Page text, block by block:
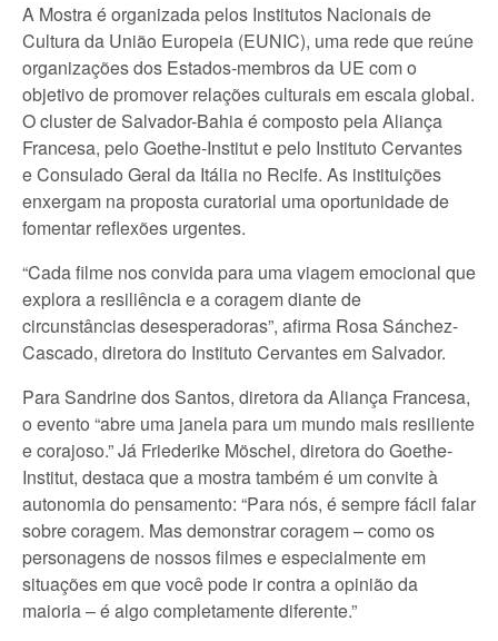
A Mostra é organizada pelos Institutos Nacionais de
Cultura da União Europeia (EUNIC), uma rede que reúne
organizações dos Estados-membros da UE com o
objetivo de promover relações culturais em escala global.
O cluster de Salvador-Bahia é composto pela Aliança
Francesa, pelo Goethe-Institut e pelo Instituto Cervantes
e Consulado Geral da Itália no Recife. As instituições
enxergam na proposta curatorial uma oportunidade de
fomentar reflexões urgentes.
“Cada filme nos convida para uma viagem emocional que
explora a resiliência e a coragem diante de
circunstâncias desesperadoras”, afirma Rosa Sánchez-
Cascado, diretora do Instituto Cervantes em Salvador.
Para Sandrine dos Santos, diretora da Aliança Francesa,
o evento “abre uma janela para um mundo mais resiliente
e corajoso.” Já Friederike Möschel, diretora do Goethe-
Institut, destaca que a mostra também é um convite à
autonomia do pensamento: “Para nós, é sempre fácil falar
sobre coragem. Mas demonstrar coragem – como os
personagens de nossos filmes e especialmente em
situações em que você pode ir contra a opinião da
maioria – é algo completamente diferente.”